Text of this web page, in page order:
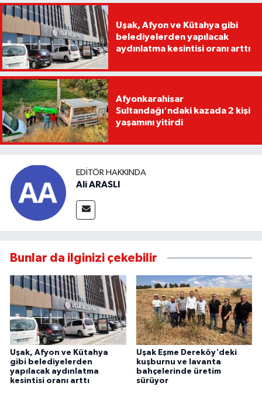
Uşak, Afyon ve Kütahya gibi
belediyelerden yapılacak
aydınlatma kesintisi oranı arttı
Afyonkarahisar
Sultandağı'ndaki kazada 2 kişi
yaşamını yitirdi
EDITÖR HAKKINDA
Ali ARASLI
Bunlar da ilginizi çekebilir
Uşak, Afyon ve Kütahya
gibi belediyelerden
yapılacak aydınlatma
kesintisi oranı arttı
Uşak Eşme Dereköy'deki
kuşburnu ve lavanta
bahçelerinde üretim
sürüyor